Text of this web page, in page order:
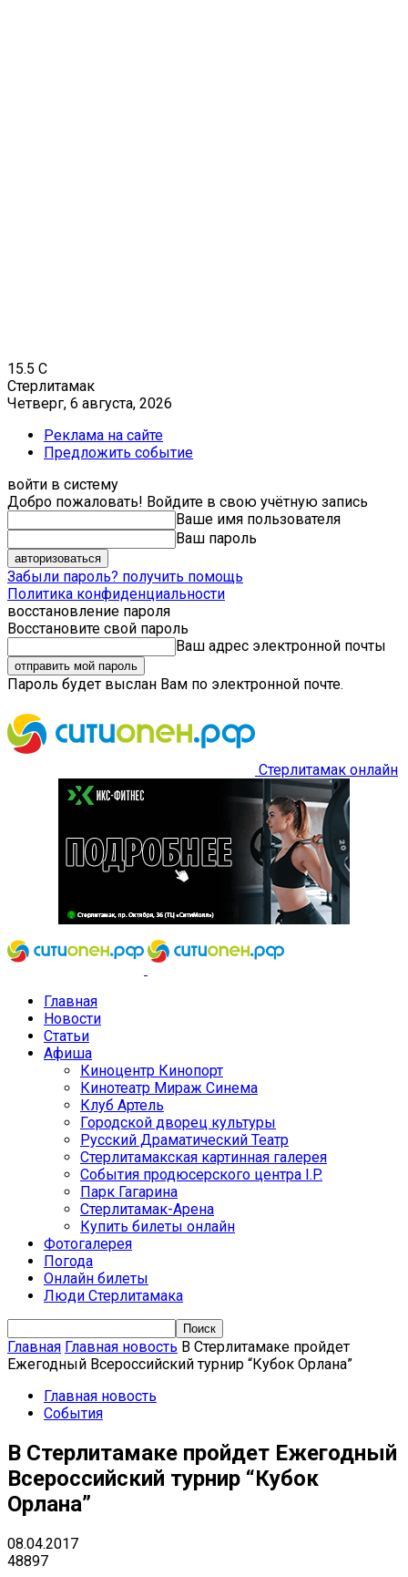
15.5 C
Стерлитамак
Четверг, 6 августа, 2026
Реклама на сайте
Предложить событие
войти в систему
Добро пожаловать! Войдите в свою учётную запись
Ваше имя пользователя
Ваш пароль
Забыли пароль? получить помощь
Политика конфиденциальности
восстановление пароля
Восстановите свой пароль
Ваш адрес электронной почты
Пароль будет выслан Вам по электронной почте.
Стерлитамак онлайн
Главная
Новости
Статьи
Афиша
Киноцентр Кинопорт
Кинотеатр Мираж Синема
Клуб Артель
Городской дворец культуры
Русский Драматический Театр
Стерлитамакская картинная галерея
События продюсерского центра I.P.
Парк Гагарина
Стерлитамак-Арена
Купить билеты онлайн
Фотогалерея
Погода
Онлайн билеты
Люди Стерлитамака
Главная Главная новость В Стерлитамаке пройдет
Ежегодный Всероссийский турнир “Кубок Орлана”
Главная новость
События
В Стерлитамаке пройдет Ежегодный
Всероссийский турнир “Кубок
Орлана”
08.04.2017
48897